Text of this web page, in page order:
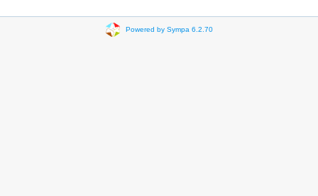
Powered by Sympa 6.2.70